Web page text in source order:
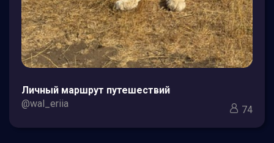
Личный маршрут путешествий
@wal_eriia
74